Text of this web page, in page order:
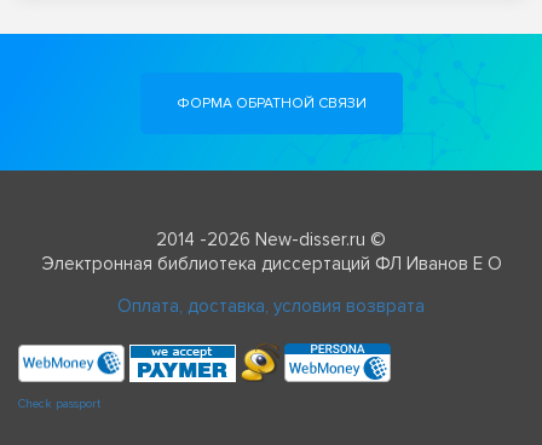
ФОРМА ОБРАТНОЙ СВЯЗИ
2014 -2026 New-disser.ru ©
Электронная библиотека диссертаций ФЛ Иванов Е О
Оплата, доставка, условия возврата
Check passport